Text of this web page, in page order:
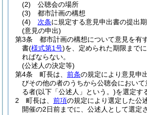
(2)
公聴会の場所
(3)
都市計画の構想
(4)
次条に規定する意見申出書の提出
(意見の申出)
第3条
都市計画の構想について意見を有
書(様式第1号)を、定められた期限まで
ればならない。
(公述人の決定等)
第4条
町長は、 前条の規定により意見申
びその他の者のうちから公聴会におい
る者(以下「公述人」という。)を選定す
2
町長は、 前項の規定により選定した公
開催の2日前までに、公述人として選定